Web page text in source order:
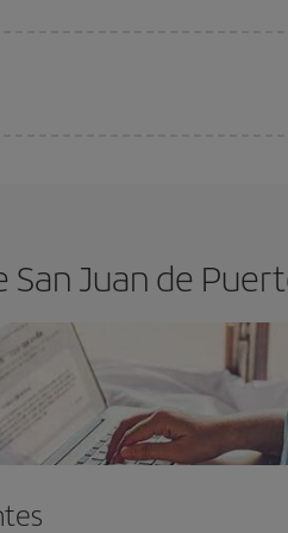
Juan de Puerto Rico.
Juan de